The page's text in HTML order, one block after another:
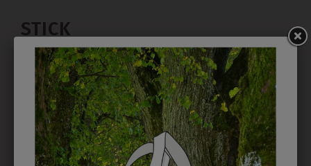
STICK
Ab 1 Stück möglich in vielen Farben. 5mm ist
Mindesthöhe bei einem Schriftzug. Für Logos und
Namen optimal. Waschbar bis zu 95°C.
EMBLEM
Kann gestickt oder bedruckt werden. Sehr vielseitig